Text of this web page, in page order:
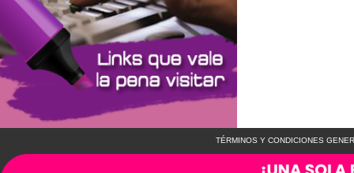
TÉRMINOS Y CONDICIONES